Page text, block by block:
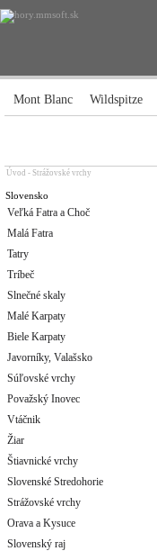
Mont Blanc Wildspitze
Úvod - Strážovské vrchy
Slovensko
Veľká Fatra a Choč
Malá Fatra
Tatry
Tríbeč
Slnečné skaly
Malé Karpaty
Biele Karpaty
Javorníky, Valašsko
Súľovské vrchy
Považský Inovec
Vtáčnik
Žiar
Štiavnické vrchy
Slovenské Stredohorie
Strážovské vrchy
Orava a Kysuce
Slovenský raj